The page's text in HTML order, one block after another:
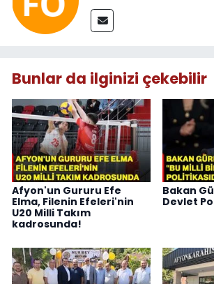
Bunlar da ilginizi çekebilir
Afyon'un Gururu Efe
Elma, Filenin Efeleri'nin
U20 Milli Takım
kadrosunda!
Bakan
Devlet